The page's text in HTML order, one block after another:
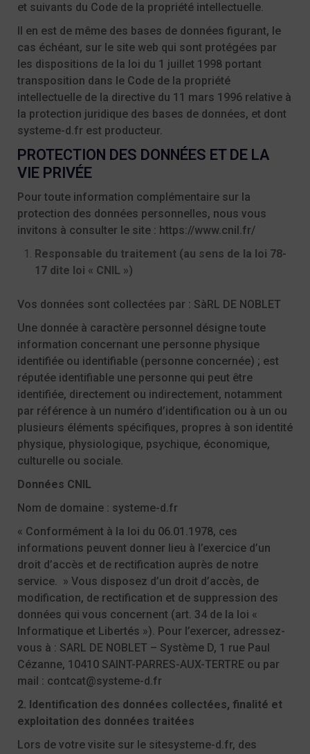
et suivants du Code de la propriété intellectuelle.
Il en est de même des bases de données figurant, le
cas échéant, sur le site web qui sont protégées par
les dispositions de la loi du 1 juillet 1998 portant
transposition dans le Code de la propriété
intellectuelle de la directive du 11 mars 1996 relative à
la protection juridique des bases de données, et dont
systeme-d.fr est producteur.
PROTECTION DES DONNÉES ET DE LA
VIE PRIVÉE
Pour toute information complémentaire sur la
protection des données personnelles, nous vous
invitons à consulter le site : https://www.cnil.fr/
Responsable du traitement (au sens de la loi 78-
17 dite loi « CNIL »)
Vos données sont collectées par : SàRL DE NOBLET
Une donnée à caractère personnel désigne toute
information concernant une personne physique
identifiée ou identifiable (personne concernée) ; est
réputée identifiable une personne qui peut être
identifiée, directement ou indirectement, notamment
par référence à un numéro d’identification ou à un ou
plusieurs éléments spécifiques, propres à son identité
physique, physiologique, psychique, économique,
culturelle ou sociale.
Données CNIL
Nom de domaine : systeme-d.fr
« Conformément à la loi du 06.01.1978, ces
informations peuvent donner lieu à l’exercice d’un
droit d’accès et de rectification auprès de notre
service. » Vous disposez d’un droit d’accès, de
modification, de rectification et de suppression des
données qui vous concernent (art. 34 de la loi «
Informatique et Libertés »). Pour l’exercer, adressez-
vous à : SARL DE NOBLET – Système D, 1 rue Paul
Cézanne, 10410 SAINT-PARRES-AUX-TERTRE ou par
mail : contcat@systeme-d.fr
2. Identification des données collectées, finalité et
exploitation des données traitées
Lors de votre visite sur le sitesysteme-d.fr, des